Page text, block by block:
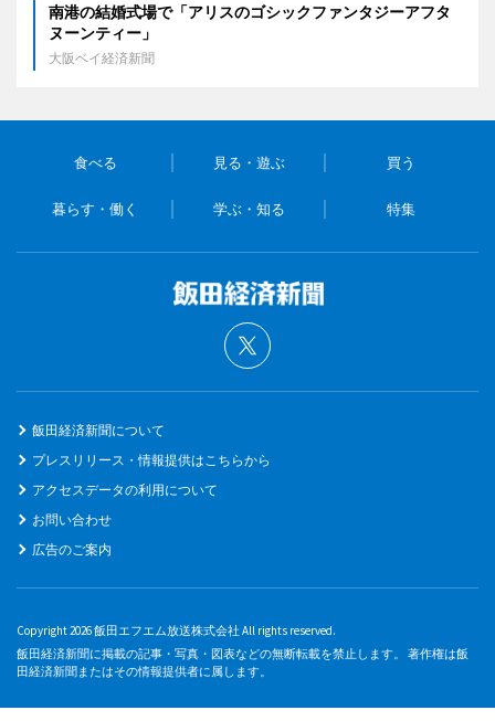
南港の結婚式場で「アリスのゴシックファンタジーアフタ
ヌーンティー」
大阪ベイ経済新聞
食べる 見る・遊ぶ 買う
暮らす・働く 学ぶ・知る 特集
飯田経済新聞について
プレスリリース・情報提供はこちらから
アクセスデータの利用について
お問い合わせ
広告のご案内
Copyright 2026 飯田エフエム放送株式会社 All rights reserved.
飯田経済新聞に掲載の記事・写真・図表などの無断転載を禁止します。 著作権は飯
田経済新聞またはその情報提供者に属します。